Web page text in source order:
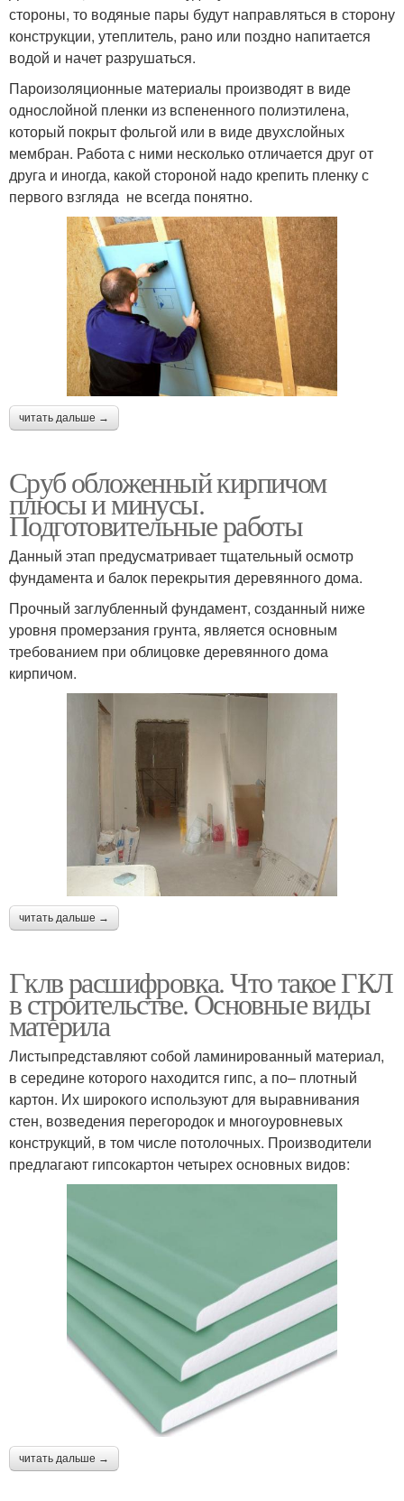
стороны, то водяные пары будут направляться в сторону
конструкции, утеплитель, рано или поздно напитается
водой и начет разрушаться.
Пароизоляционные материалы производят в виде
однослойной пленки из вспененного полиэтилена,
который покрыт фольгой или в виде двухслойных
мембран. Работа с ними несколько отличается друг от
друга и иногда, какой стороной надо крепить пленку с
первого взгляда не всегда понятно.
читать дальше →
Сруб обложенный кирпичом
плюсы и минусы.
Подготовительные работы
Данный этап предусматривает тщательный осмотр
фундамента и балок перекрытия деревянного дома.
Прочный заглубленный фундамент, созданный ниже
уровня промерзания грунта, является основным
требованием при облицовке деревянного дома
кирпичом.
читать дальше →
Гклв расшифровка. Что такое ГКЛ
в строительстве. Основные виды
материла
Листыпредставляют собой ламинированный материал,
в середине которого находится гипс, а по– плотный
картон. Их широкого используют для выравнивания
стен, возведения перегородок и многоуровневых
конструкций, в том числе потолочных. Производители
предлагают гипсокартон четырех основных видов:
читать дальше →